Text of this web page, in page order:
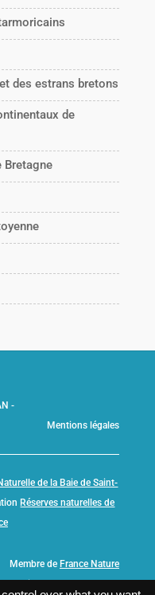
des estrans bretons
de
Bretagne
-
Mentions légales
de la Baie de Saint-
Réserves naturelles de
Membre de France Nature